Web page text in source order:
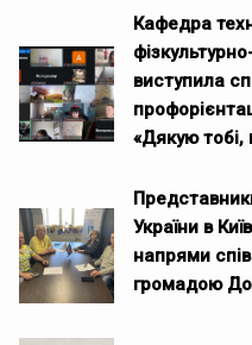
Кафедра
виступила
«Дякую тобі,
України в
напрями
громадою